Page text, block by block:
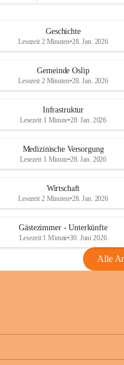
Geschichte
Lesezeit 2 Minuten•28. Jan. 2026
Gemeinde Oslip
Lesezeit 2 Minuten•28. Jan. 2026
Infrastruktur
Lesezeit 1 Minute•28. Jan. 2026
Medizinische Versorgung
Lesezeit 1 Minute•28. Jan. 2026
Wirtschaft
Lesezeit 2 Minuten•28. Jan. 2026
Gästezimmer - Unterkünfte
Lesezeit 1 Minute•30. Juni 2026
Alle